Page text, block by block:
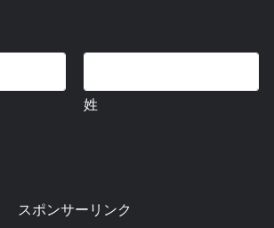
姓
スポンサーリンク